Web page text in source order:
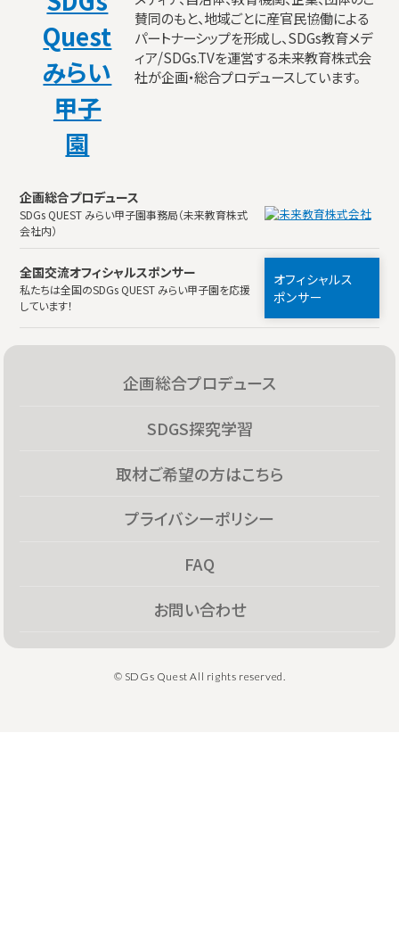
賛同のもと、地域ごとに産官民協働による
パートナーシップを形成し、SDGs教育メデ
ィア/SDGs.TVを運営する未来教育株式会
社が企画・総合プロデュースしています。
企画総合プロデュース
SDGs QUEST みらい甲子園事務局（未来教育株式
会社内）
全国交流オフィシャルスポンサー
私たちは全国のSDGs QUEST みらい甲子園を応援
しています！
オフィシャルス
ポンサー
企画総合プロデュース
SDGS探究学習
取材ご希望の方はこちら
プライバシーポリシー
FAQ
お問い合わせ
© SDGs Quest All rights reserved.